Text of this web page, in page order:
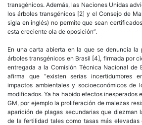
transgénicos. Además, las Naciones Unidas
los árboles transgénicos [2] y el Consejo de
sigla en inglés) no permite que sean
esta creciente ola de oposición”.
En una carta abierta en la que se denuncia la
árboles transgénicos en Brasil [4], firmada por
entregada a la Comisión Técnica Nacional de
afirma que “existen serias incertidumbres
impactos ambientales y socioeconómicos de
modificados. Ya ha habido efectos inesperados
GM, por ejemplo la proliferación de malezas
aparición de plagas secundarias que diezman
de la fertilidad tales como tasas más